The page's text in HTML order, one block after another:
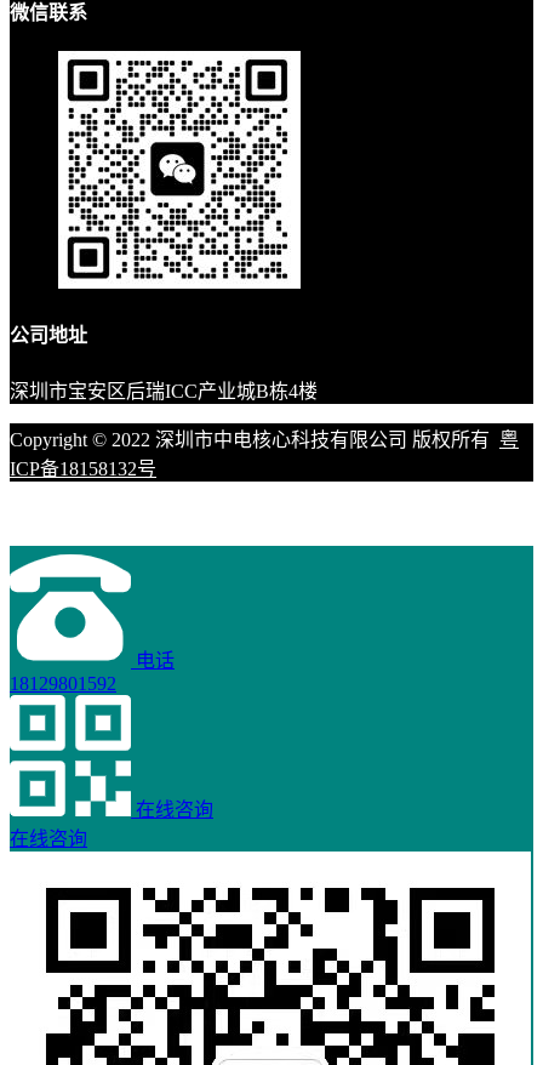
微信联系
公司地址
深圳市宝安区后瑞ICC产业城B栋4楼
Copyright © 2022 深圳市中电核心科技有限公司 版权所有 粤
ICP备18158132号
电话
18129801592
在线咨询
在线咨询